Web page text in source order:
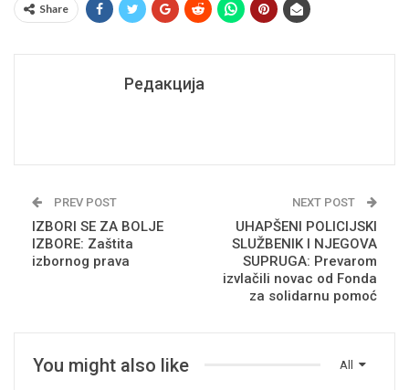
Share
Редакција
PREV POST
IZBORI SE ZA BOLJE
IZBORE: Zaštita
izbornog prava
NEXT POST
UHAPŠENI POLICIJSKI
SLUŽBENIK I NJEGOVA
SUPRUGA: Prevarom
izvlačili novac od Fonda
za solidarnu pomoć
All
You might also like